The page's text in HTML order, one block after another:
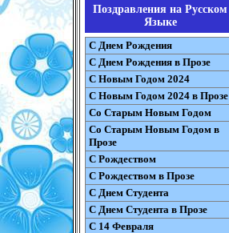
Поздравления на Русском
Языке
С Днем Рождения
С Днем Рождения в Прозе
С Новым Годом 2024
С Новым Годом 2024 в Прозе
Со Старым Новым Годом
Со Старым Новым Годом в
Прозе
С Рождеством
С Рождеством в Прозе
С Днем Студента
С Днем Студента в Прозе
С 14 Февраля